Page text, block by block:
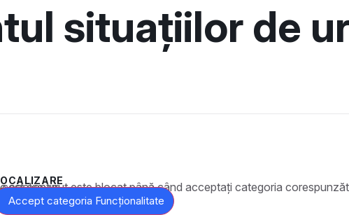
situațiilor de
este blocat până când acceptați categoria corespunzătoare de cookie-uri.
Accept categoria Funcționalitate